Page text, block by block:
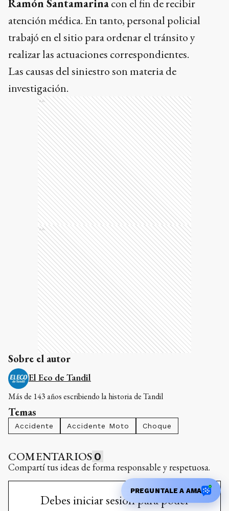
Ramón Santamarinacon el fin de recibir
atención médica. En tanto, personal policial
trabajó en el sitio para ordenar el tránsito y
realizar las actuaciones correspondientes.
Las causas del siniestro son materia de
investigación.
Ads
Ads
Sobre el autor
El Eco de Tandil
Más de 143 años escribiendo la historia de Tandil
Temas
Accidente Accidente Moto Choque
COMENTARIOS 0
Compartí tus ideas de forma responsable y respetuosa.
Debes iniciar sesión para poder
PREGUNTALE A AMA